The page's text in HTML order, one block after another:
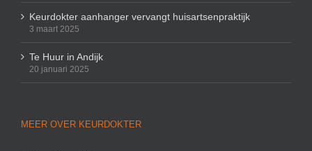
Keurdokter aanhanger vervangt huisartsenpraktijk
3 maart 2025
Te Huur in Andijk
20 januari 2025
MEER OVER KEURDOKTER